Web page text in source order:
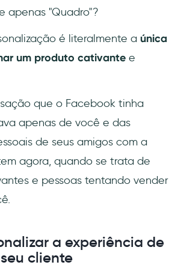
apenas "Quadro"?
é literalmente a única
um produto cativante e
que o Facebook tinha
apenas de você e das
de seus amigos com a
agora, quando se trata de
e pessoas tentando vender
a experiência de
cliente